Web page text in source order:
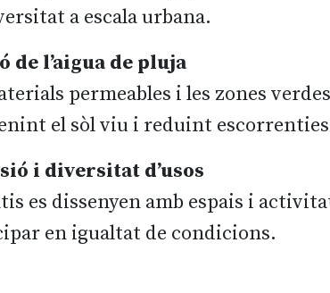
a escala urbana.
de l’aigua de pluja
permeables i les zones
el sòl viu i reduint
i diversitat d’usos
es dissenyen amb espais i
en igualtat de condicions.